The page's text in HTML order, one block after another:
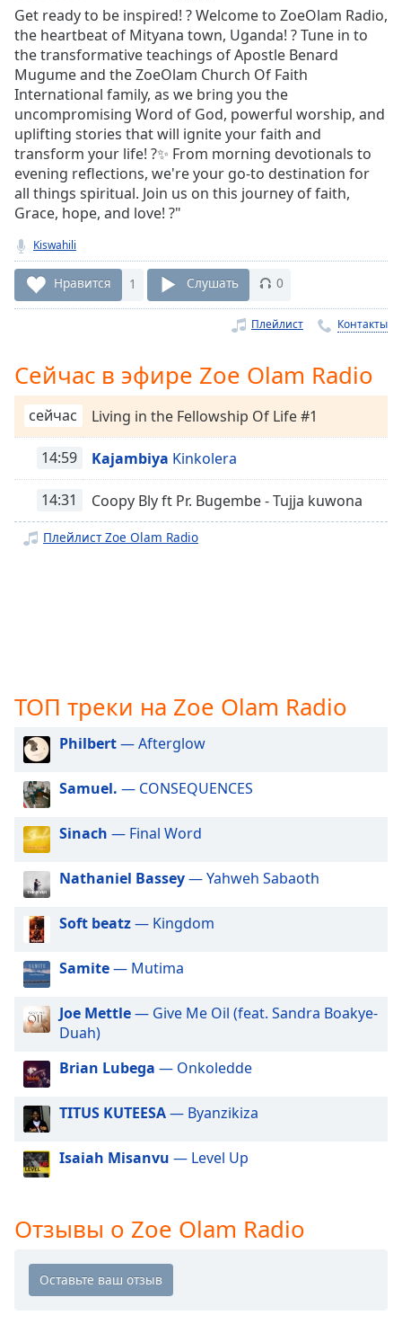
Stream
TypeLIVE
Seek to
currently
behind
Remaining
Time-
Rate
Chapters
Chapters
descriptions
off,
selected
Subtitles
subtitles
settings ,
opens
subtitles
in-
Picture
This
modal
window.
Beginning
window.
Escape
cancel
close
window.
Text
Color
Opacity
Background
Get ready to be inspired! ? Welcome to ZoeOlam Radio,
the heartbeat of Mityana town, Uganda! ? Tune in to
the transformative teachings of Apostle Benard
Mugume and the ZoeOlam Church Of Faith
International family, as we bring you the
uncompromising Word of God, powerful worship, and
uplifting stories that will ignite your faith and
transform your life! ?✨ From morning devotionals to
evening reflections, we're your go-to destination for
all things spiritual. Join us on this journey of faith,
Grace, hope, and love! ?"
Kiswahili
Нравится 1 Слушать 0
Плейлист Контакты
Сейчас в эфире Zoe Olam Radio
сейчас Living in the Fellowship Of Life #1
14:59 Kajambiya Kinkolera
14:31 Coopy Bly ft Pr. Bugembe - Tujja kuwona
Плейлист Zoe Olam Radio
ТОП треки на Zoe Olam Radio
Philbert— Afterglow
Samuel. — CONSEQUENCES
Sinach — Final Word
Nathaniel Bassey— Yahweh Sabaoth
Soft beatz— Kingdom
Samite— Mutima
Joe Mettle— Give Me Oil (feat. Sandra Boakye-
Duah)
Brian Lubega — Onkoledde
TITUS KUTEESA— Byanzikiza
Isaiah Misanvu — Level Up
Отзывы о Zoe Olam Radio